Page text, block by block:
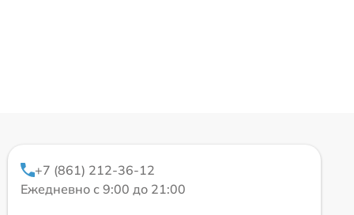
+7 (861) 212-36-12
Ежедневно с 9:00 до 21:00